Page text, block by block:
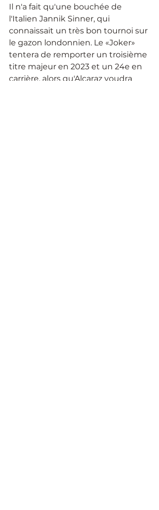
Il n'a fait qu'une bouchée de
l'Italien Jannik Sinner, qui
connaissait un très bon tournoi sur
le gazon londonnien. Le «Joker»
tentera de remporter un troisième
titre majeur en 2023 et un 24e en
carrière, alors qu'Alcaraz voudra